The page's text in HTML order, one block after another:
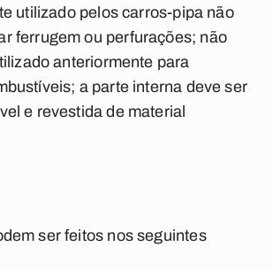
utilizado pelos carros-pipa não
ferrugem ou perfurações; não
anteriormente para
a parte interna deve ser
e revestida de material
ser feitos nos seguintes